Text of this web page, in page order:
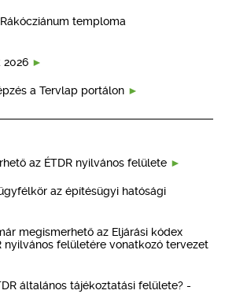
temploma
2026
a Tervlap portálon
az ÉTDR nyilvános felülete
az építésügyi hatósági
megismerhető az Eljárási kódex
nyilvános felületére vonatkozó tervezet
általános tájékoztatási felülete? -